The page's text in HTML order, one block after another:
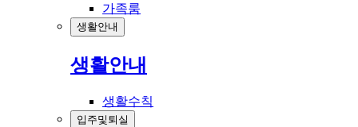
가족룸
생활안내
생활안내
생활수칙
입주및퇴실